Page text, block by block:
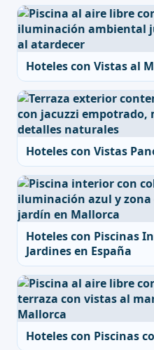
Hoteles con Vistas al
Hoteles con Vistas
Hoteles con Piscinas
Jardines en España
Hoteles con Piscinas